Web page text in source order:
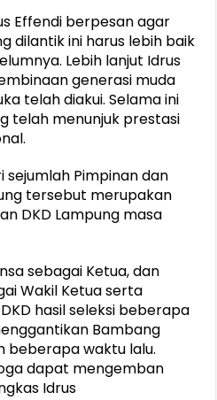
Effendi berpesan agar
dilantik ini harus lebih baik
Lebih lanjut Idrus
generasi muda
telah diakui. Selama ini
telah menunjuk prestasi
sejumlah Pimpinan dan
tersebut merupakan
DKD Lampung masa
sebagai Ketua, dan
Wakil Ketua serta
hasil seleksi beberapa
Bambang
beberapa waktu lalu.
dapat mengemban
Idrus